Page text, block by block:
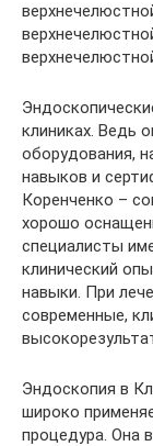
клиниках. Ведь
оборудования,
навыков и
Коренченко –
хорошо
специалисты
клинический
навыки. При
современные,
Эндоскопия в
широко
процедура. Она